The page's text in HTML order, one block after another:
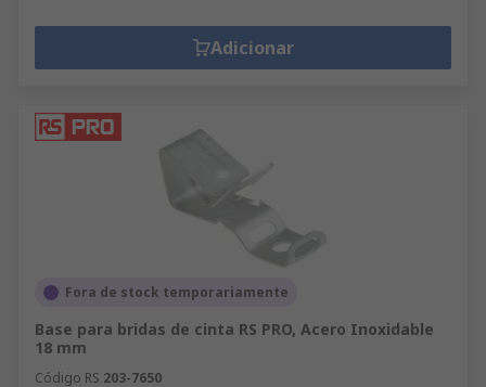
Adicionar
Fora de stock temporariamente
Base para bridas de cinta RS PRO, Acero Inoxidable
18 mm
Código RS 203-7650